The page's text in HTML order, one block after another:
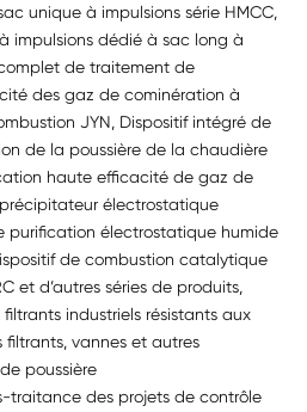
unique à impulsions série HMCC,
impulsions dédié à sac long à
de traitement de
des gaz de cominération à
JYN, Dispositif intégré de
de la poussière de la chaudière
haute efficacité de gaz de
électrostatique
purification électrostatique humide
de combustion catalytique
et d’autres séries de produits,
industriels résistants aux
filtrants, vannes et autres
poussière
traitance des projets de contrôle